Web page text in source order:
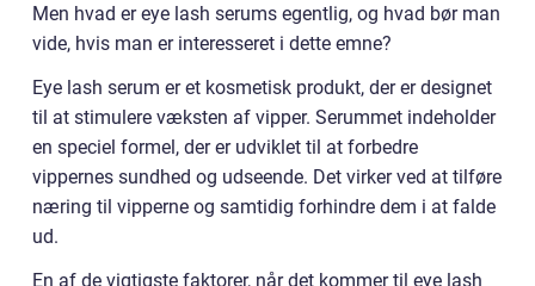
Men hvad er eye lash serums egentlig, og hvad bør man
vide, hvis man er interesseret i dette emne?
Eye lash serum er et kosmetisk produkt, der er designet
til at stimulere væksten af vipper. Serummet indeholder
en speciel formel, der er udviklet til at forbedre
vippernes sundhed og udseende. Det virker ved at tilføre
næring til vipperne og samtidig forhindre dem i at falde
ud.
En af de vigtigste faktorer, når det kommer til eye lash